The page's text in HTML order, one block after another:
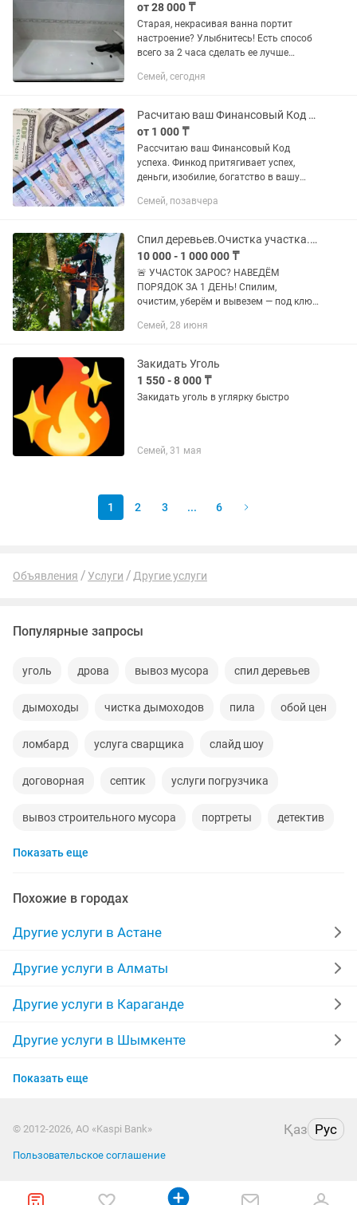
от 28 000 ₸
Старая, некрасивая ванна портит
настроение? Улыбнитесь! Есть способ
всего за 2 часа сделать ее лучше
крупнейших в Семее по реставрации
Семей, сегодня
Расчитаю ваш Финансовый Код успеха. Финкод помогает притягивать деньги
от 1 000 ₸
Рассчитаю ваш Финансовый Код
успеха. Финкод притягивает успех,
деньги, изобилие, богатство в вашу
Семей, позавчера
Спил деревьев.Очистка участка.Уборка территории.Вывоз мусора.Копка огорода
10 000 - 1 000 000 ₸
🚨 УЧАСТОК ЗАРОС? НАВЕДЁМ
ПОРЯДОК ЗА 1 ДЕНЬ! Спилим,
очистим, уберём и вывезем — под ключ
любой сложности (в том числе
травы,...
Семей, 28 июня
Закидать Уголь
1 550 - 8 000 ₸
Закидать уголь в углярку быстро
Семей, 31 мая
1 2 3 ... 6
Объявления Услуги Другие услуги
Популярные запросы
уголь дрова вывоз мусора спил деревьев
дымоходы чистка дымоходов пила обой цен
ломбард услуга сварщика слайд шоу
договорная септик услуги погрузчика
вывоз строительного мусора портреты детектив
разборка
строительный мусор доставка пиццы
песок щебень услуги зила
открытие тоо песок доставка
пишу ретушь муж на час работа
работа договорная
Показать еще
Похожие в городах
Другие услуги в Астане
Другие услуги в Алматы
Другие услуги в Караганде
Другие услуги в Шымкенте
Другие услуги в Усть-Каменогорске
Другие услуги в Костанае
Другие услуги в Павлодаре
Показать еще
© 2012-2026, АО «Kaspi Bank» Қаз Рус
Пользовательское соглашение